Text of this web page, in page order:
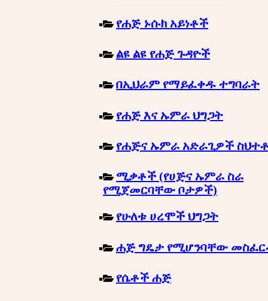
የሐጅ ኑሱክ አይነቶች
ልዩ ልዩ የሐጅ ጉዳዮች
በኢህራም የማይፈቀዱ ተግባራት
የሐጅ እና ኡምራ ህግጋት
የሐጅና ኡምራ አድራጊዎች
ሚቃቶች (የሀጅና ኡምራ ስራ
የሚጀመርባቸው ቦታዎች)
የሁለቱ ሀረሞች ህግጋት
ሐጅ ግዴታ የሚሆንባቸው
የሴቶች ሐጅ